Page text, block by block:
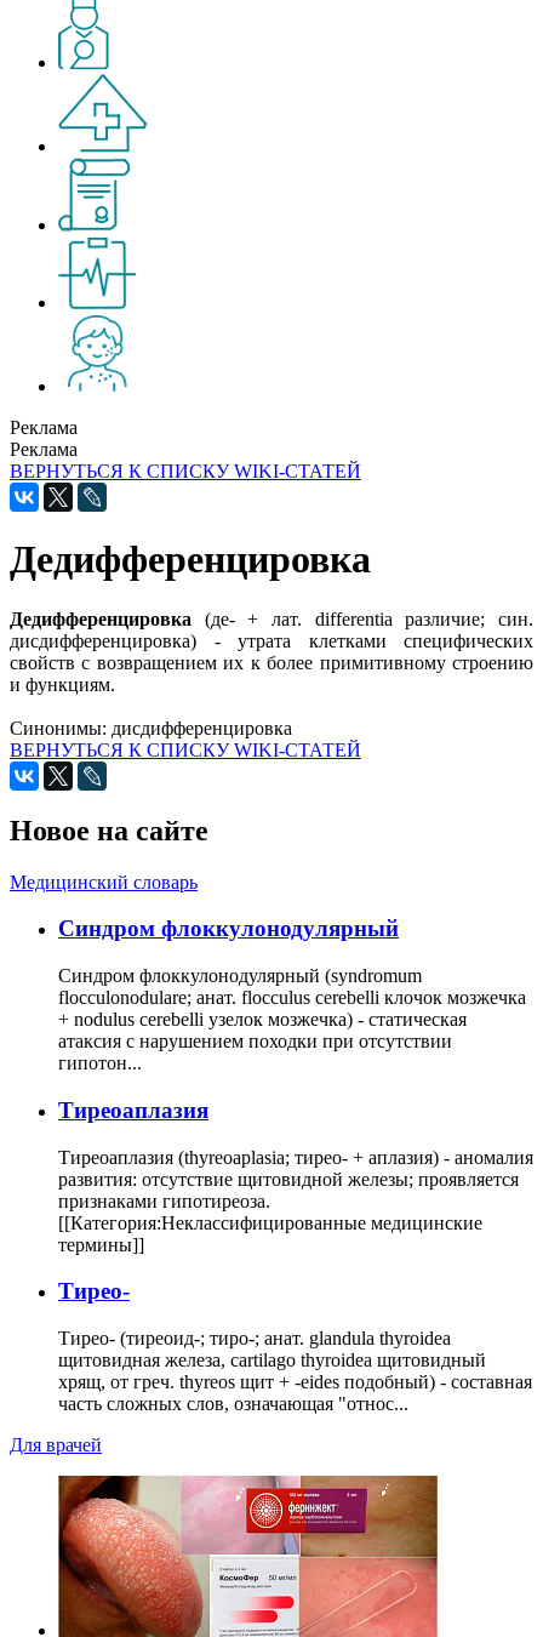
Реклама
Реклама
ВЕРНУТЬСЯ К СПИСКУ WIKI-СТАТЕЙ
Дедифференцировка
Дедифференцировка (де- + лат. differentia различие; син.
дисдифференцировка) - утрата клетками специфических
свойств с возвращением их к более примитивному строению
и функциям.
Синонимы: дисдифференцировка
ВЕРНУТЬСЯ К СПИСКУ WIKI-СТАТЕЙ
Новое на сайте
Медицинский словарь
Cиндром флоккулонодулярный
Синдром флоккулонодулярный (syndromum
flocculonodulare; анат. flocculus cerebelli клочок мозжечка
+ nodulus cerebelli узелок мозжечка) - статическая
атаксия с нарушением походки при отсутствии
гипотон...
Тиреоаплазия
Тиреоаплазия (thyreoaplasia; тирео- + аплазия) - аномалия
развития: отсутствие щитовидной железы; проявляется
признаками гипотиреоза.
[[Категория:Неклассифицированные медицинские
термины]]
Тирео-
Тирео- (тиреоид-; тиро-; анат. glandula thyroidea
щитовидная железа, cartilago thyroidea щитовидный
хрящ, от греч. thyreos щит + -eides подобный) - составная
часть сложных слов, означающая "относ...
Для врачей